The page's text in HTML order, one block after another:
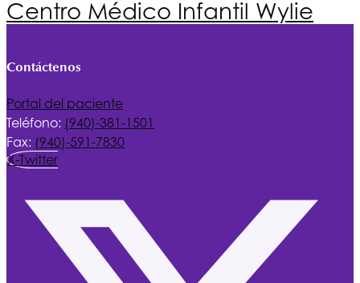
Centro Médico Infantil Wylie
Contáctenos
Portal del paciente
Teléfono: (940)-381-1501
Fax: (940)-591-7830
X-Twitter